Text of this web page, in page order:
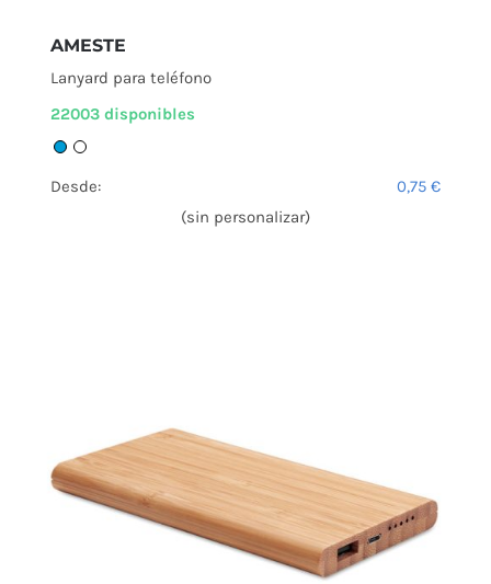
AMESTE
Lanyard para teléfono
22003 disponibles
Desde: 0,75 €
(sin personalizar)